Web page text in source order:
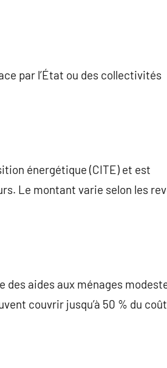
par l’État ou des collectivités
énergétique (CITE) et est
Le montant varie selon les
des aides aux ménages
couvrir jusqu’à 50 % du